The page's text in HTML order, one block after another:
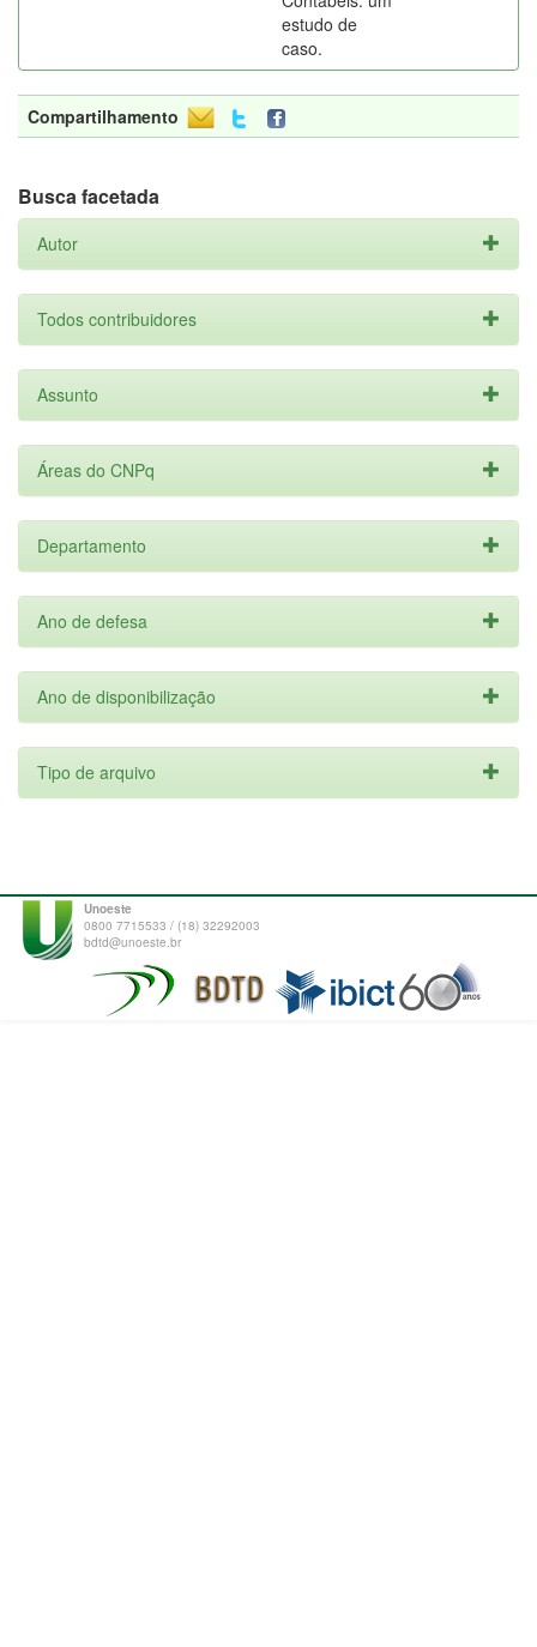
estudo de
caso.
Compartilhamento
Busca facetada
Autor
Todos contribuidores
Assunto
Áreas do CNPq
Departamento
Ano de defesa
Ano de disponibilização
Tipo de arquivo
Unoeste
0800 7715533 / (18) 32292003
bdtd@unoeste.br